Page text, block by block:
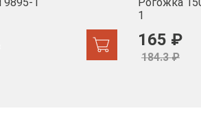
1
165 ₽
184.3 ₽